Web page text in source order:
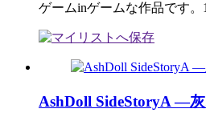
ゲームinゲームな作品です。
AshDoll SideStoryA ―